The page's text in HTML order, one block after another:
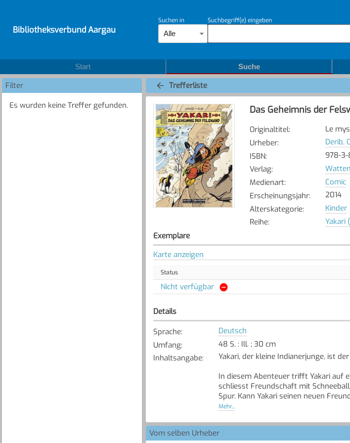
Bibliotheksverbund Aargau
Suchen in
Alle
Suchbegriff(e) eingeben
Start Suche
Filter
Es wurden keine Treffer gefunden.
Trefferliste
Das Geheimnis der
Originaltitel:
Le
Urheber: Derib,
ISBN:
978-
Verlag:
Medienart:
Comic
Erscheinungsjahr:
2014
Alterskategorie:
Kinder
Reihe: Yakari
Exemplare
Karte anzeigen
Status
Nicht verfügbar
Details
Sprache:
Deutsch
Umfang:
48 S. : Ill. ; 30 cm
Inhaltsangabe:
Yakari, der kleine Indianerjunge, ist
In diesem Abenteuer trifft Yakari auf
schliesst Freundschaft mit
Spur. Kann Yakari seinen neuen
[Quelle: Buchhaus.ch, bearbeitet mit ChatGPT
Mehr...
Vom selben Urheber